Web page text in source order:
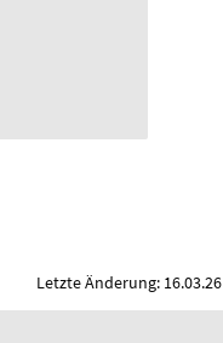
Letzte Änderung: 16.03.26